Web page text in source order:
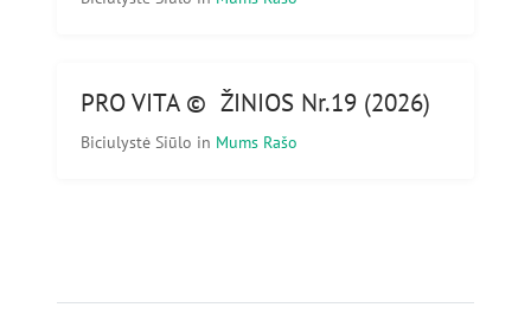
PRO VITA © ŽINIOS Nr.19 (2026)
Biciulystė Siūlo in Mums Rašo